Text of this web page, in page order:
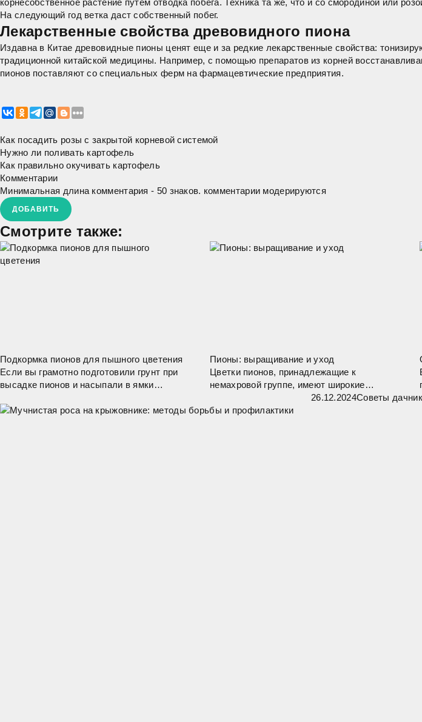
корнесобственное растение путем отводка побега. Техника та же, что и со смородиной или
На следующий год ветка даст собственный побег.
Лекарственные свойства древовидного пиона
Издавна в Китае древовидные пионы ценят еще и за редкие лекарственные свойства:
традиционной китайской медицины. Например, с помощью препаратов из корней
пионов поставляют со специальных ферм на фармацевтические предприятия.
Как посадить розы с закрытой корневой системой
Нужно ли поливать картофель
Как правильно окучивать картофель
Комментарии
Минимальная длина комментария - 50 знаков. комментарии модерируются
ДОБАВИТЬ
Смотрите также:
Подкормка пионов для пышного цветения
Если вы грамотно подготовили грунт при
высадке пионов и насыпали в ямки
кустики великолепно растут без
Пионы: выращивание и уход
Цветки пионов, принадлежащие к
немахровой группе, имеют широкие
лепестки, которые располагаются вокруг
круглого центра пиона, который имеет
26.12.2024Советы